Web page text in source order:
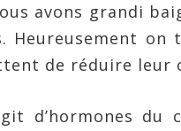
avons grandi
Heureusement
de réduire leur
d’hormones